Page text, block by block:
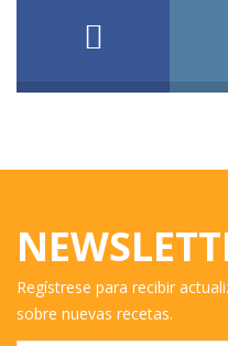
Regístrese para recibir
sobre nuevas recetas.